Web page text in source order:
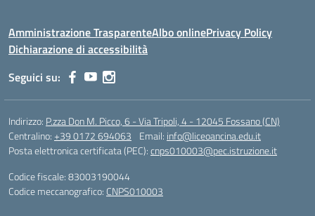
Amministrazione TrasparenteAlbo onlinePrivacy Policy
Dichiarazione di accessibilità
Seguici su:
Indirizzo: P.zza Don M. Picco, 6 - Via Tripoli, 4 - 12045 Fossano (CN)
Centralino:+39 0172 694063 Email: info@liceoancina.edu.it
Posta elettronica certificata (PEC):cnps010003@pec.istruzione.it
Codice fiscale: 83003190044
Codice meccanografico: CNPS010003